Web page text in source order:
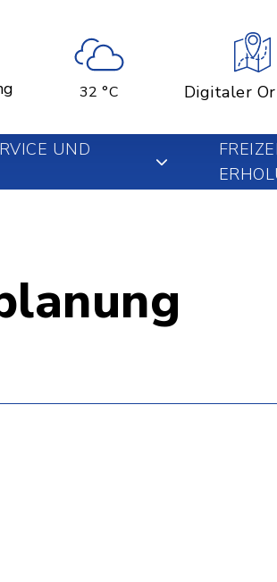
32 °C Digitaler
UND